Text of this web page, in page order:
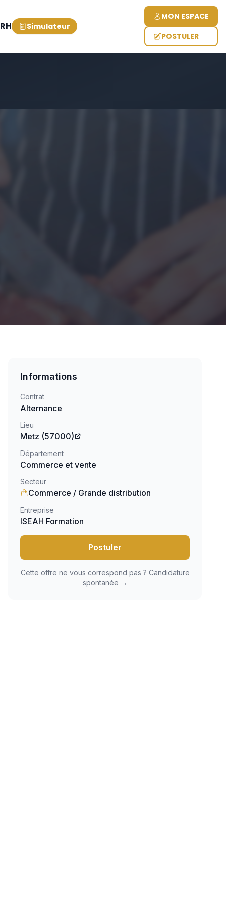
Simulateur
MON ESPACE
POSTULER
Informations
Contrat
Alternance
Lieu
Metz (57000)
Département
Commerce et vente
Secteur
Commerce / Grande distribution
Entreprise
ISEAH Formation
Postuler
Cette offre ne vous correspond pas ? Candidature
spontanée →